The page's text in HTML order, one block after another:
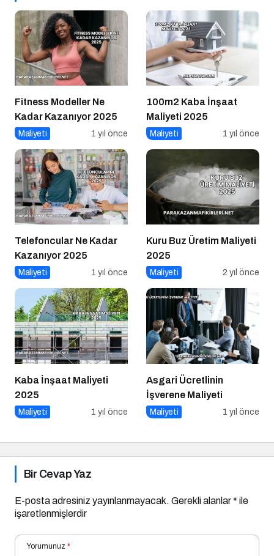
Fitness Modeller Ne
Kadar Kazanıyor 2025
Maliyeti 1 yıl önce
100m2 Kaba İnşaat
Maliyeti 2025
Maliyeti 1 yıl önce
Telefoncular Ne Kadar
Kazanıyor 2025
Maliyeti 1 yıl önce
Kuru Buz Üretim Maliyeti
2025
Maliyeti 2 yıl önce
Kaba İnşaat Maliyeti
2025
Maliyeti 1 yıl önce
Asgari Ücretlinin
İşverene Maliyeti
Maliyeti 1 yıl önce
Bir Cevap Yaz
E-posta adresiniz yayınlanmayacak. Gerekli alanlar* ile
işaretlenmişlerdir
Yorumunuz *